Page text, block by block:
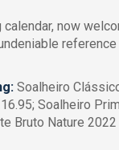
now
Soalheiro
Soalheiro
Bruto Nature